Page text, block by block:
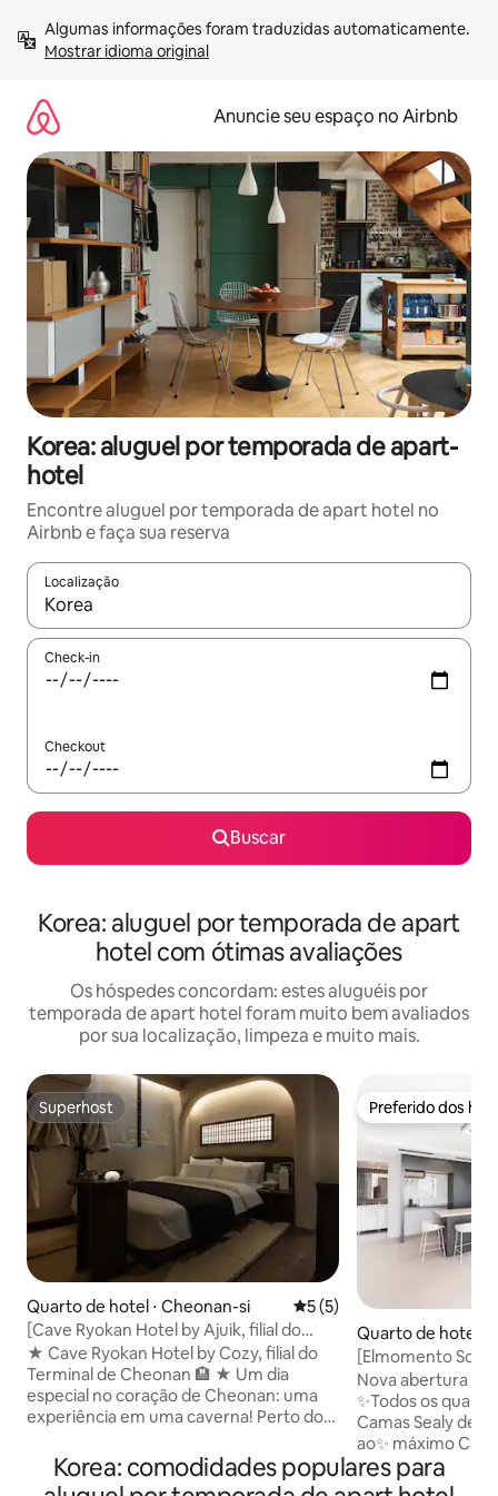
para
Mostrar idioma original
Anuncie seu espaço no Airbnb
Korea: aluguel por temporada de apart-
hotel
Encontre aluguel por temporada de apart hotel no
Airbnb e faça sua reserva
Localização
Quando os resultados estiverem disponíveis, explore-os
Check-in
Checkout
Buscar
Korea: aluguel por temporada de apart
hotel com ótimas avaliações
Os hóspedes concordam: estes aluguéis por
temporada de apart hotel foram muito bem avaliados
por sua localização, limpeza e muito mais.
Superhost
Superhost
Quarto de hotel ⋅ Cheonan-si 5 de uma avaliação média
5 (5)
[Cave Ryokan Hotel by Ajuik, filial do
Terminal de Cheonan] FLOAT | Temática
de caverna | Chá da cerimônia | Singing
Bowl
★ Cave Ryokan Hotel by Cozy, filial do
Terminal de Cheonan 🏨 ★ Um dia
especial no coração de Cheonan: uma
experiência em uma caverna! Perto do
Cheonan, desfrute de uma localização
conveniente e de um espaço com
Preferido dos
Preferido dos
Quarto de hotel ⋅
[Elmomento
Ocean View/
Coffee/Beach/
Nova abertura
✨Todos os
Camas Sealy de
ao✨ máximo
frescos torrados
famoso café
Korea: comodidades populares para